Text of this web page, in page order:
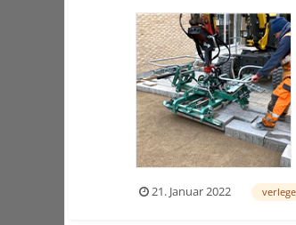
21. Januar 2022